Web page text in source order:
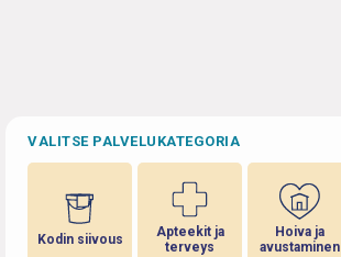
VALITSE PALVELUKATEGORIA
Kodin siivous
Apteekit ja
terveys
Hoiva ja
avustaminen